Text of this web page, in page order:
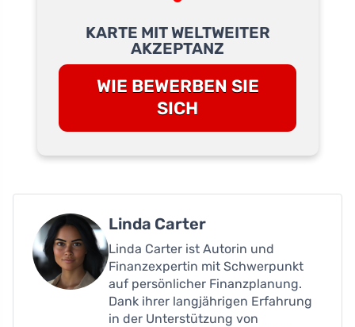
KARTE MIT WELTWEITER
AKZEPTANZ
WIE BEWERBEN SIE
SICH
Linda Carter
Linda Carter ist Autorin und
Finanzexpertin mit Schwerpunkt
auf persönlicher Finanzplanung.
Dank ihrer langjährigen Erfahrung
in der Unterstützung von